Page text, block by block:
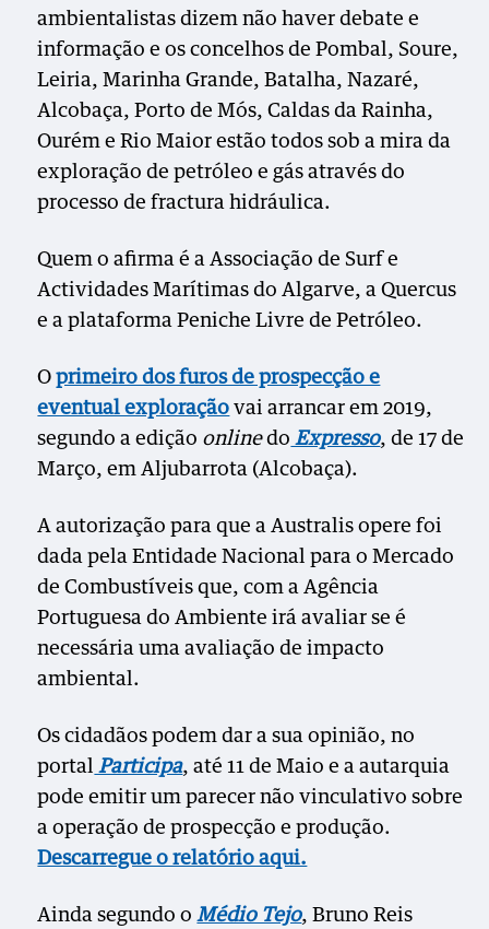
ambientalistas dizem não haver debate e
informação e os concelhos de Pombal, Soure,
Leiria, Marinha Grande, Batalha, Nazaré,
Alcobaça, Porto de Mós, Caldas da Rainha,
Ourém e Rio Maior estão todos sob a mira da
exploração de petróleo e gás através do
processo de fractura hidráulica.
Quem o afirma é a Associação de Surf e
Actividades Marítimas do Algarve, a Quercus
e a plataforma Peniche Livre de Petróleo.
Oprimeiro dos furos de prospecção e
eventual exploração vai arrancar em 2019,
segundo a edição onlinedo Expresso, de 17 de
Março, em Aljubarrota (Alcobaça).
A autorização para que a Australis opere foi
dada pela Entidade Nacional para o Mercado
de Combustíveis que, com a Agência
Portuguesa do Ambiente irá avaliar se é
necessária uma avaliação de impacto
ambiental.
Os cidadãos podem dar a sua opinião, no
portal Participa, até 11 de Maio e a autarquia
pode emitir um parecer não vinculativo sobre
a operação de prospecção e produção.
Descarregue o relatório aqui.
Ainda segundo oMédio Tejo, Bruno Reis